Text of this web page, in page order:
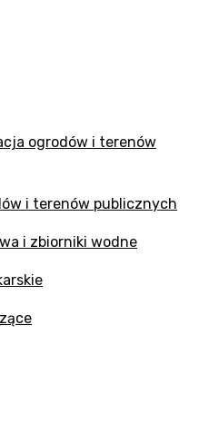
ogrodów i terenów
i terenów publicznych
i zbiorniki wodne